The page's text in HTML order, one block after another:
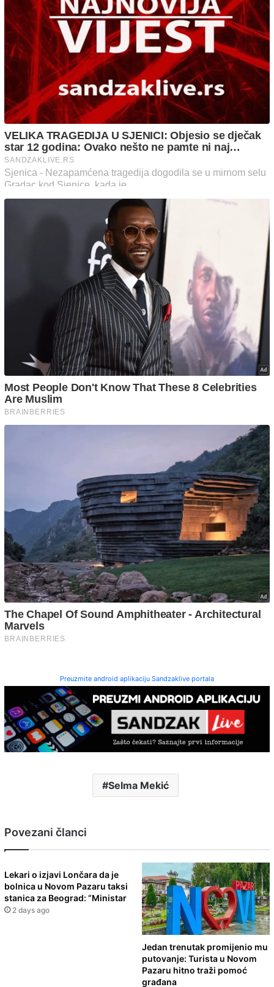
Preuzmite android aplikaciju Sandzaklive portala
Selma Mekić
Povezani članci
Lekari o izjavi Lončara da je
bolnica u Novom Pazaru taksi
stanica za Beograd: “Ministar
2 days ago
Jedan trenutak promijenio mu
putovanje: Turista u Novom
Pazaru hitno traži pomoć
građana